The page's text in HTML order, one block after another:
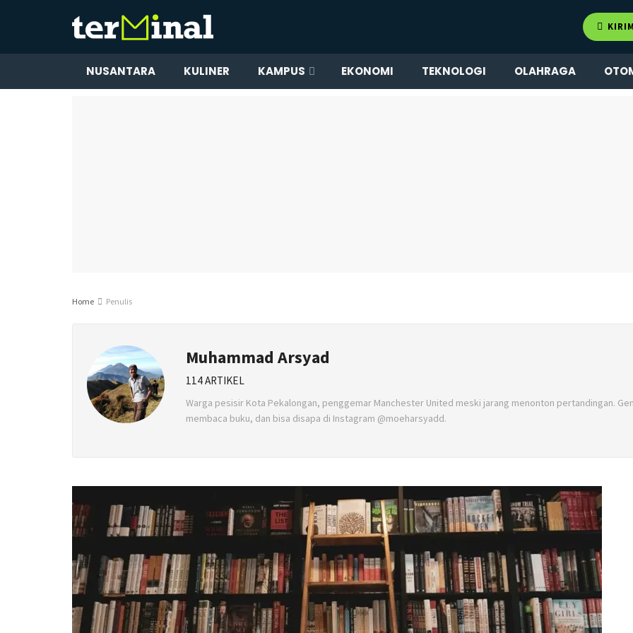
NUSANTARA KULINER KAMPUS EKONOMI TEKNOLOGI OLAHRAGA
Home Penulis
Muhammad Arsyad
114 ARTIKEL
Warga pesisir Kota Pekalongan, penggemar Manchester United meski jarang menonton pertandingan.
membaca buku, dan bisa disapa di Instagram @moeharsyadd.